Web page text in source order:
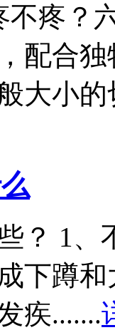
不疼？
配合
大小
？ 1、
下蹲
疾.......